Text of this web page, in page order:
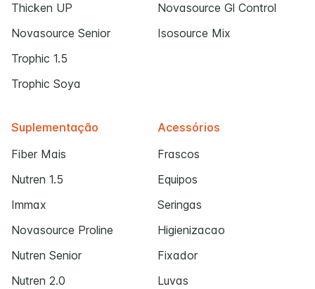
Thicken UP
Novasource Senior
Trophic 1.5
Trophic Soya
Novasource Gl Control
Isosource Mix
Suplementação
Fiber Mais
Nutren 1.5
Immax
Novasource Proline
Nutren Senior
Nutren 2.0
Acessórios
Frascos
Equipos
Seringas
Higienizacao
Fixador
Luvas